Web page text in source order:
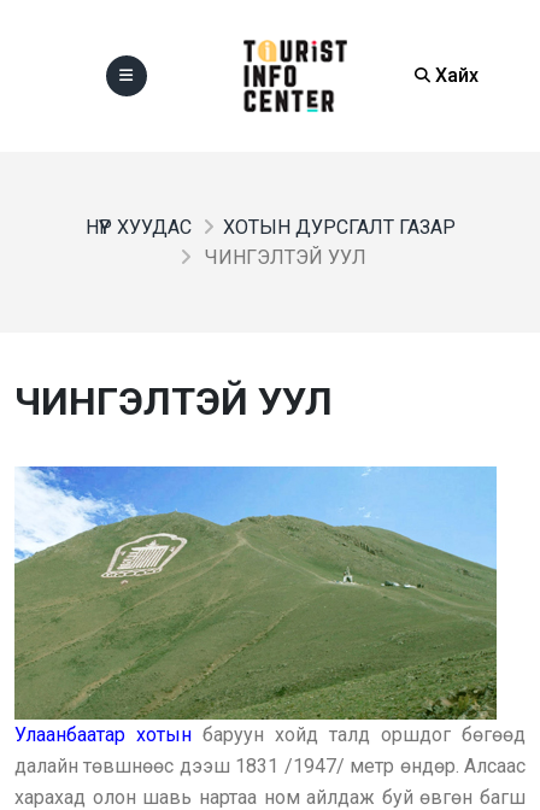
Хайх
НҮҮР ХУУДАС
ХОТЫН ДУРСГАЛТ ГАЗАР
ЧИНГЭЛТЭЙ УУЛ
ЧИНГЭЛТЭЙ УУЛ
Улаанбаатар хотын баруун хойд талд оршдог бөгөөд
далайн төвшнөөс дээш 1831 /1947/ метр өндөр. Алсаас
харахад олон шавь нартаа ном айлдаж буй өвгөн багш